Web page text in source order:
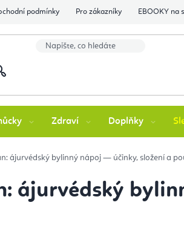
podmínky Pro zákazníky EBOOKY na
Zdraví Doplňky
ájurvédský bylinný nápoj — účinky, složení a
ájurvédský